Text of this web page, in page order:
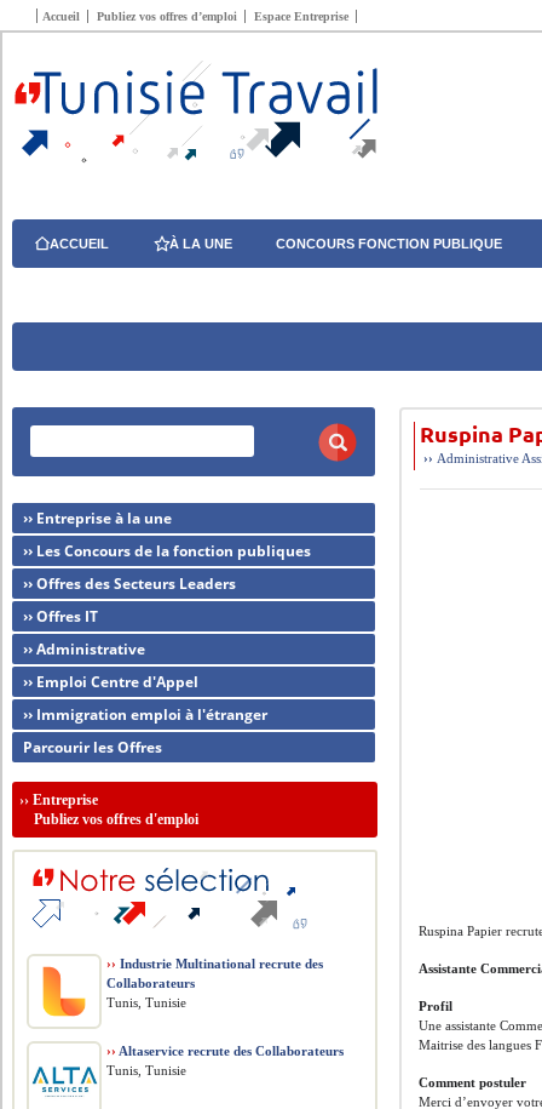
Accueil Publiez vos offres d’emploi Espace Entreprise
ACCUEIL À LA UNE CONCOURS FONCTION PUBLIQUE
Ruspina
›› Administrative
Ruspina Papier
Assistante
Profil
Une assistante
Maitrise des langues
Comment postuler
Merci d’envoyer
›› Entreprise à la une
›› Les Concours de la fonction publiques
›› Offres des Secteurs Leaders
›› Offres IT
›› Administrative
›› Emploi Centre d'Appel
›› Immigration emploi à l'étranger
Parcourir les Offres
››Entreprise
Publiez vos offres d'emploi
›› Industrie Multinational recrute des
Collaborateurs
Tunis, Tunisie
›› Altaservice recrute des Collaborateurs
Tunis, Tunisie